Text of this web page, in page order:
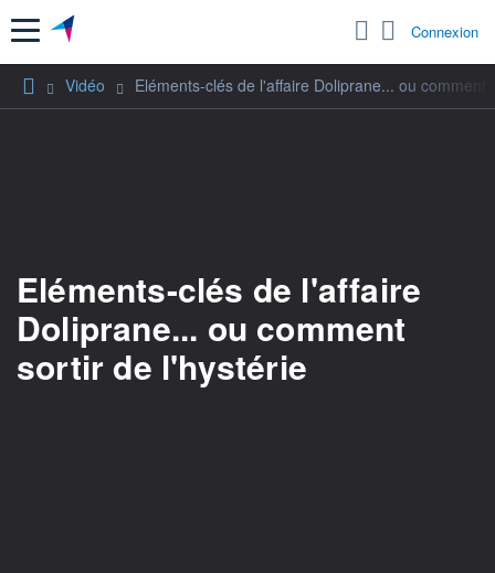
Menu Connexion
Vidéo Eléments-clés de l'affaire Doliprane... ou comment
Eléments-clés de l'affaire
Doliprane... ou comment
sortir de l'hystérie